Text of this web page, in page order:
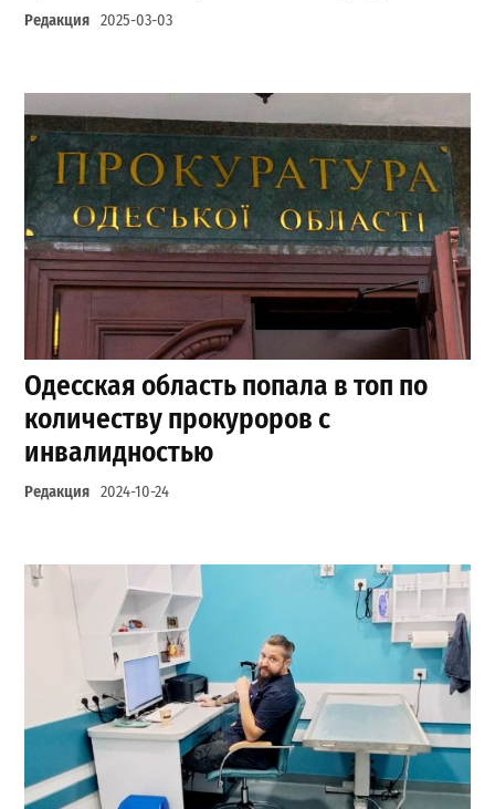
Редакция 2025-03-03
Одесская область попала в топ по
количеству прокуроров с
инвалидностью
Редакция 2024-10-24